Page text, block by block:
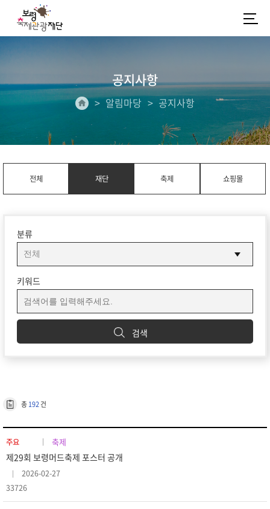
공지사항
알림마당 공지사항
전체 재단 축제 쇼핑몰
분류
키워드
검색
총192 건
주요 축제
제29회 보령머드축제 포스터 공개
2026-02-27
33726